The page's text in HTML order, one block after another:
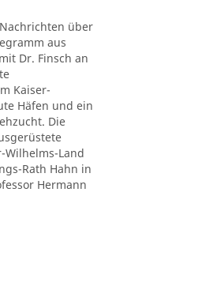
über
aus
Dr. Finsch an
Kaiser-
Häfen und ein
Die
Wilhelms-Land
Rath Hahn in
Hermann